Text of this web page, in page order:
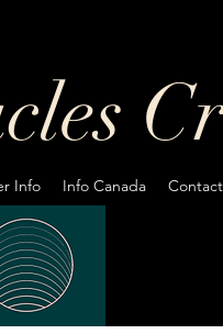
Info Info Canada Contact